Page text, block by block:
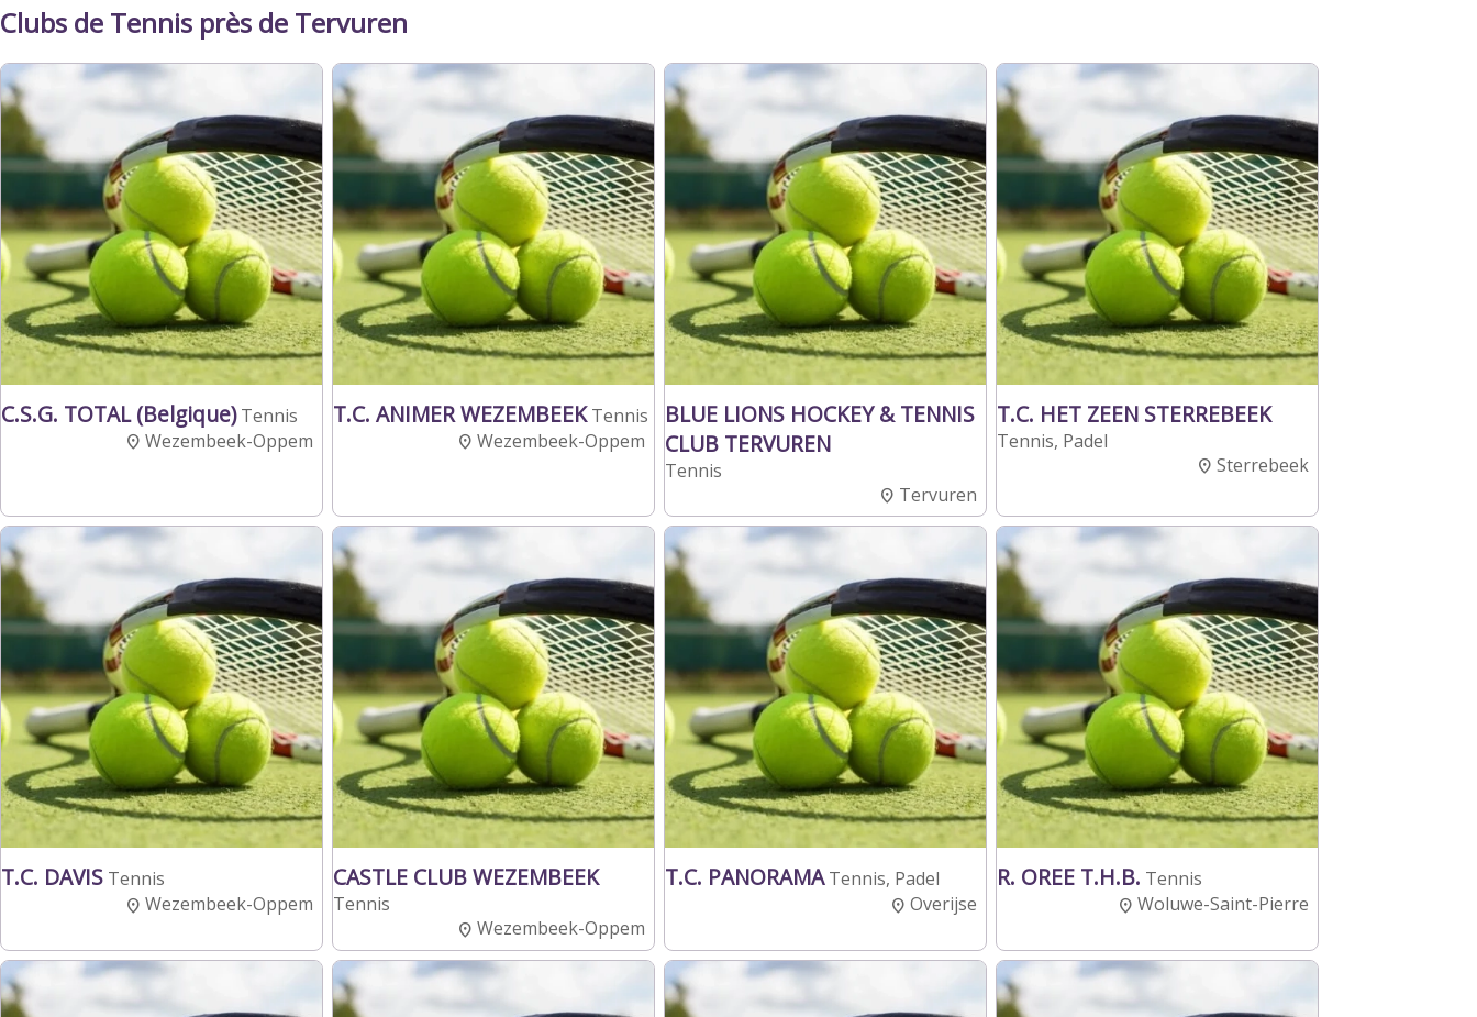
Clubs de Tennis près de Tervuren
C.S.G. TOTAL (Belgique) Tennis
Wezembeek-Oppem
T.C. ANIMER WEZEMBEEK Tennis
Wezembeek-Oppem
BLUE LIONS HOCKEY & TENNIS
CLUB TERVUREN
Tennis
Tervuren
T.C. HET ZEEN STERREBEEK
Tennis, Padel
Sterrebeek
T.C. DAVIS Tennis
Wezembeek-Oppem
CASTLE CLUB WEZEMBEEK
Tennis
Wezembeek-Oppem
T.C. PANORAMA Tennis, Padel
Overijse
R. OREE T.H.B. Tennis
Woluwe-Saint-Pierre